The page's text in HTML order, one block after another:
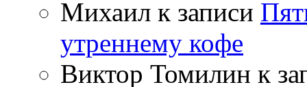
Михаил к записи
утреннему кофе
Виктор Томилин к